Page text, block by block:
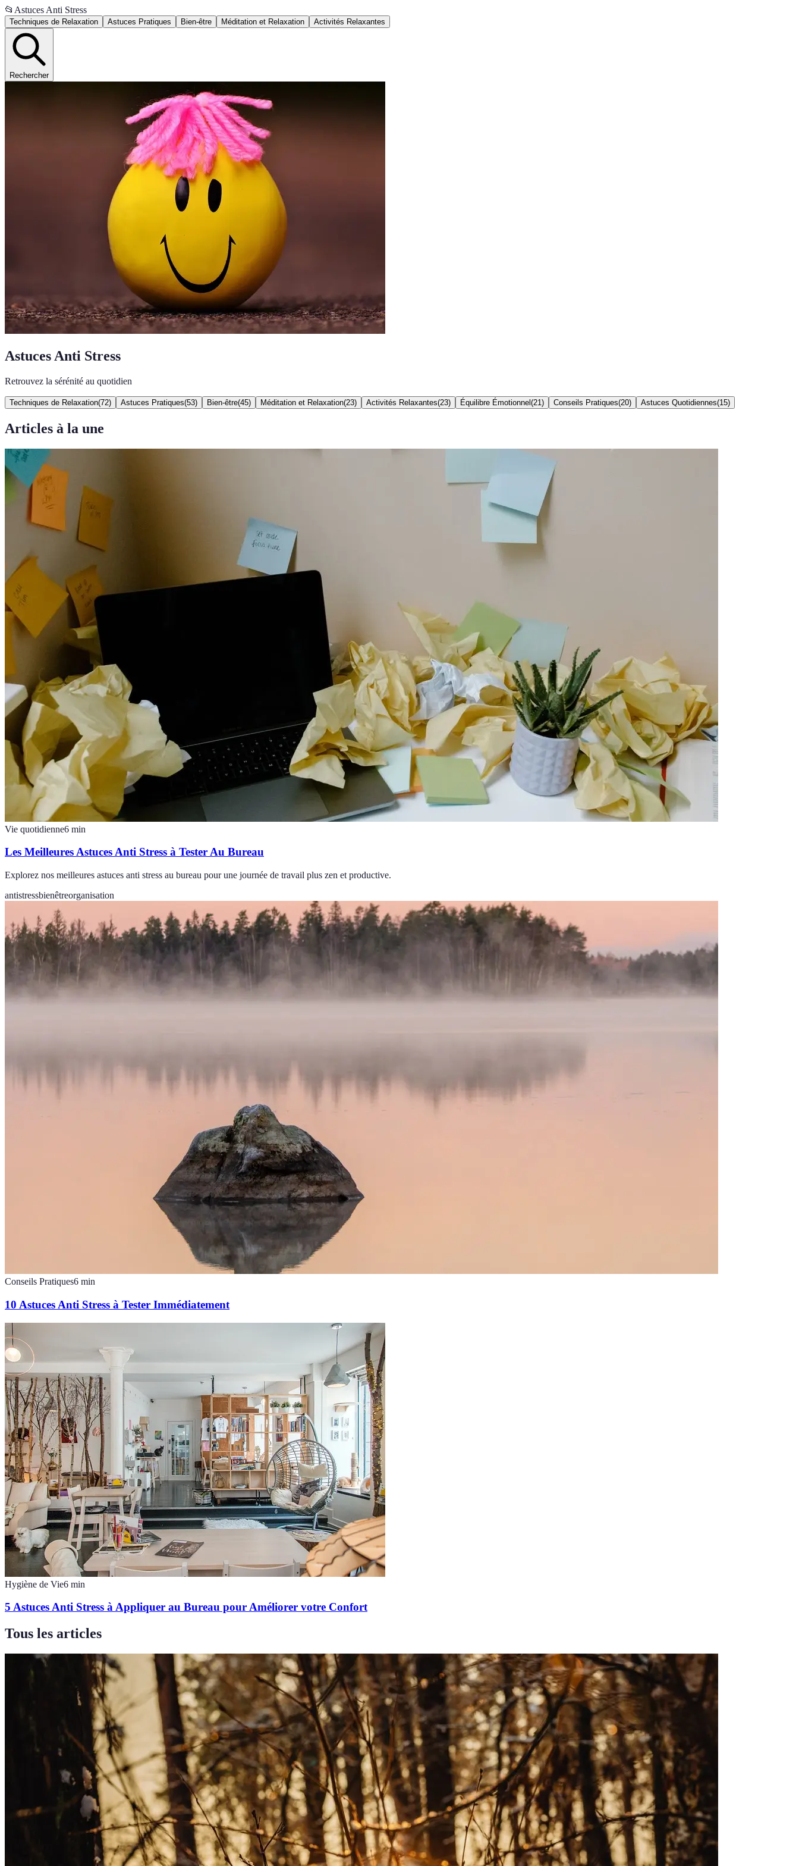
📂 Astuces Anti Stress
Techniques de Relaxation Astuces Pratiques Bien-être Méditation et Relaxation Activités Relaxantes
Rechercher
Astuces Anti Stress
Retrouvez la sérénité au quotidien
Techniques de Relaxation(72) Astuces Pratiques(53) Bien-être(45) Méditation et Relaxation(23) Activités Relaxantes(23) Équilibre Émotionnel (21 ) Conseils Pratiques(20) Astuces Quotidiennes(15)
Articles à la une
Vie quotidienne6 min
Les Meilleures Astuces Anti Stress à Tester Au Bureau
Explorez nos meilleures astuces anti stress au bureau pour une journée de travail plus zen et productive.
antistressbienêtreorganisation
Conseils Pratiques6 min
10 Astuces Anti Stress à Tester Immédiatement
Hygiène de Vie6 min
5 Astuces Anti Stress à Appliquer au Bureau pour Améliorer votre Confort
Tous les articles